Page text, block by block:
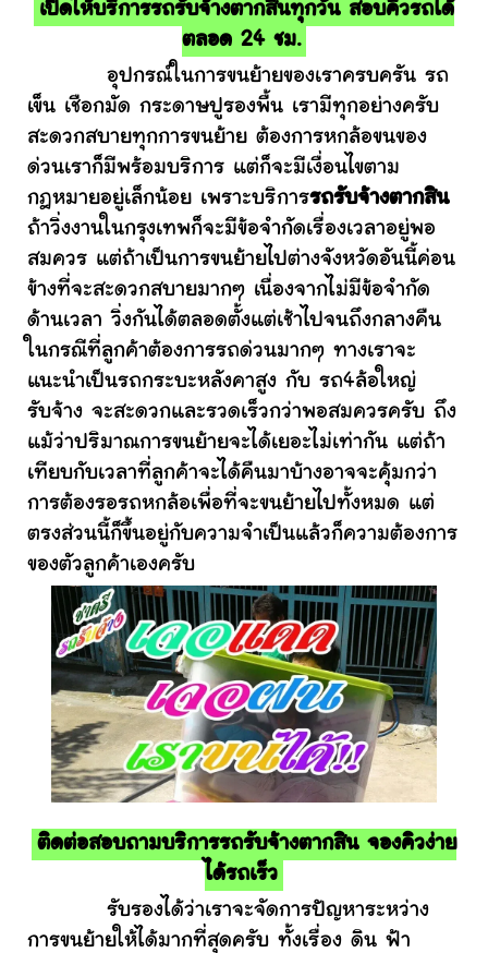
เปิดให้บริการรถรับจ้างตากสินทุกวัน สอบคิวรถได้
ตลอด 24 ชม.
อุปกรณ์ในการขนย้ายของเราครบครัน รถ
เข็น เชือกมัด กระดาษปูรองพื้น เรามีทุกอย่างครับ
สะดวกสบายทุกการขนย้าย ต้องการหกล้อขนของ
ด่วนเราก็มีพร้อมบริการ แต่ก็จะมีเงื่อนไขตาม
กฎหมายอยู่เล็กน้อย เพราะบริการรถรับจ้างตากสิน
ถ้าวิ่งงานในกรุงเทพก็จะมีข้อจำกัดเรื่องเวลาอยู่พอ
สมควร แต่ถ้าเป็นการขนย้ายไปต่างจังหวัดอันนี้ค่อน
ข้างที่จะสะดวกสบายมากๆ เนื่องจากไม่มีข้อจำกัด
ด้านเวลา วิ่งกันได้ตลอดตั้งแต่เช้าไปจนถึงกลางคืน
ในกรณีที่ลูกค้าต้องการรถด่วนมากๆ ทางเราจะ
แนะนำเป็นรถกระบะหลังคาสูง กับ รถ4ล้อใหญ่
รับจ้าง จะสะดวกและรวดเร็วกว่าพอสมควรครับ ถึง
แม้ว่าปริมาณการขนย้ายจะได้เยอะไม่เท่ากัน แต่ถ้า
เทียบกับเวลาที่ลูกค้าจะได้คืนมาบ้างอาจจะคุ้มกว่า
การต้องรอรถหกล้อเพื่อที่จะขนย้ายไปทั้งหมด แต่
ตรงส่วนนี้ก็ขึ้นอยู่กับความจำเป็นแล้วก็ความต้องการ
ของตัวลูกค้าเองครับ
ติดต่อสอบถามบริการรถรับจ้างตากสิน จองคิวง่าย
ได้รถเร็ว
รับรองได้ว่าเราจะจัดการปัญหาระหว่าง
การขนย้ายให้ได้มากที่สุดครับ ทั้งเรื่อง ดิน ฟ้า